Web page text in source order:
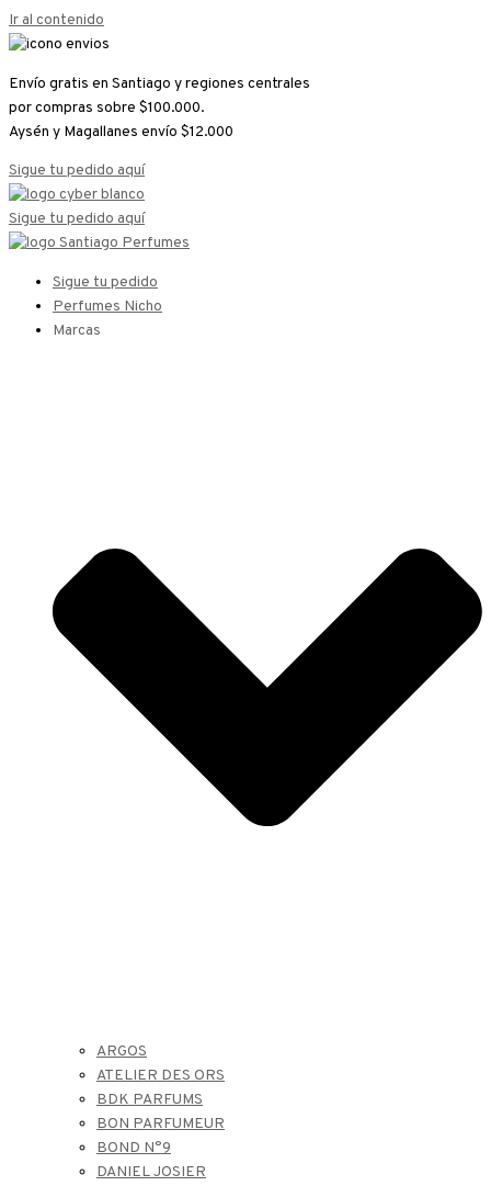
Ir al contenido
Envío gratis en Santiago y regiones centrales
por compras sobre $100.000.
Aysén y Magallanes envío $12.000
Sigue tu pedido aquí
Sigue tu pedido aquí
Sigue tu pedido
Perfumes Nicho
Marcas
ARGOS
ATELIER DES ORS
BDK PARFUMS
BON PARFUMEUR
BOND N°9
DANIEL JOSIER